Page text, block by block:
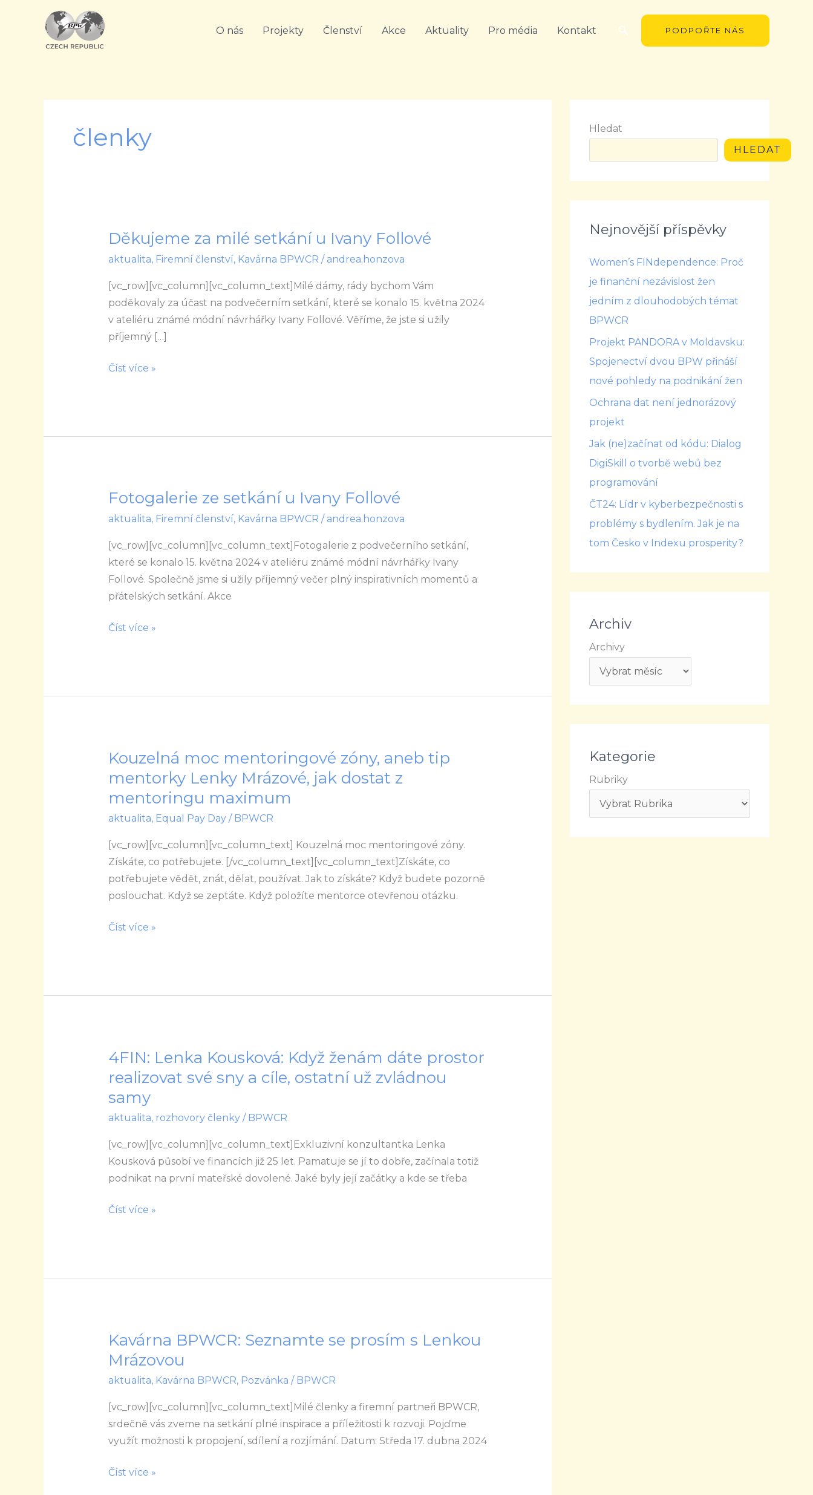
O nás Projekty Členství Akce Aktuality Pro média Kontakt Hledat PODPOŘTE NÁS
členky
Děkujeme za milé setkání u Ivany Follové
aktualita, Firemní členství, Kavárna BPWCR / andrea.honzova
[vc_row][vc_column][vc_column_text]Milé dámy, rády bychom Vám
poděkovaly za účast na podvečerním setkání, které se konalo 15. května 2024
v ateliéru známé módní návrhářky Ivany Follové. Věříme, že jste si užily
příjemný […]
Děkujeme
za
setkání
u
Ivany
Follové
Číst více »
Fotogalerie ze setkání u Ivany Follové
aktualita, Firemní členství, Kavárna BPWCR / andrea.honzova
[vc_row][vc_column][vc_column_text]Fotogalerie z podvečerního setkání,
které se konalo 15. května 2024 v ateliéru známé módní návrhářky Ivany
Follové. Společně jsme si užily příjemný večer plný inspirativních momentů a
přátelských setkání. Akce
Fotogalerie
ze
u
Ivany
Follové
Číst více »
Kouzelná moc mentoringové zóny, aneb tip
mentorky Lenky Mrázové, jak dostat z
mentoringu maximum
aktualita, Equal Pay Day/ BPWCR
[vc_row][vc_column][vc_column_text] Kouzelná moc mentoringové zóny.
Získáte, co potřebujete. [/vc_column_text][vc_column_text]Získáte, co
potřebujete vědět, znát, dělat, používat. Jak to získáte? Když budete pozorně
poslouchat. Když se zeptáte. Když položíte mentorce otevřenou otázku.
Kouzelná
moc
mentoringové
zóny,
aneb
tip
mentorky
Lenky
Mrázové,
dostat
Číst více »
4FIN: Lenka Kousková: Když ženám dáte prostor
realizovat své sny a cíle, ostatní už zvládnou
samy
aktualita, rozhovory členky/ BPWCR
[vc_row][vc_column][vc_column_text]Exkluzivní konzultantka Lenka
Kousková působí ve financích již 25 let. Pamatuje se jí to dobře, začínala totiž
podnikat na první mateřské dovolené. Jaké byly její začátky a kde se třeba
4FIN:
Lenka
Když
ženám
dáte
prostor
realizovat
sny
už
Číst více »
Kavárna BPWCR: Seznamte se prosím s Lenkou
Mrázovou
aktualita, Kavárna BPWCR, Pozvánka / BPWCR
[vc_row][vc_column][vc_column_text]Milé členky a firemní partneři BPWCR,
srdečně vás zveme na setkání plné inspirace a příležitosti k rozvoji. Pojďme
využít možnosti k propojení, sdílení a rozjímání. Datum: Středa 17. dubna 2024
Kavárna
BPWCR:
prosím
s
Lenkou
Číst více »
Hledat
HLEDAT
Nejnovější příspěvky
Women’s FINdependence: Proč
je finanční nezávislost žen
jedním z dlouhodobých témat
BPWCR
Projekt PANDORA v Moldavsku:
Spojenectví dvou BPW přináší
nové pohledy na podnikání žen
Ochrana dat není jednorázový
projekt
Jak (ne)začínat od kódu: Dialog
DigiSkill o tvorbě webů bez
programování
ČT24: Lídr v kyberbezpečnosti s
problémy s bydlením. Jak je na
tom Česko v Indexu prosperity?
Archiv
Archivy
Kategorie
Rubriky